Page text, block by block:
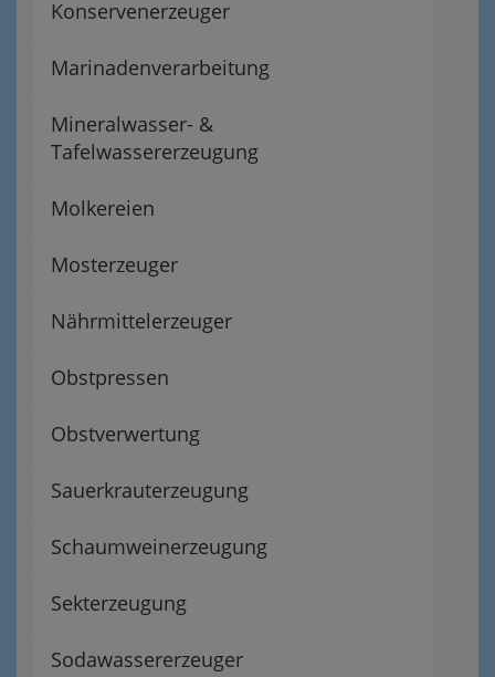
Konservenerzeuger
Marinadenverarbeitung
Mineralwasser- &
Tafelwassererzeugung
Molkereien
Mosterzeuger
Nährmittelerzeuger
Obstpressen
Obstverwertung
Sauerkrauterzeugung
Schaumweinerzeugung
Sekterzeugung
Sodawassererzeuger